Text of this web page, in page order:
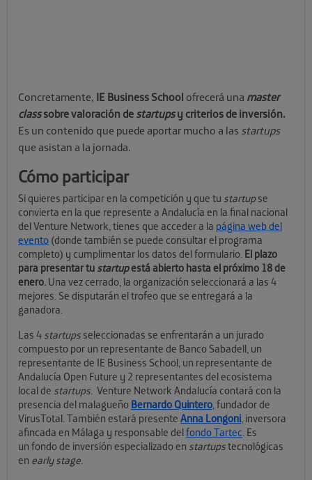
Concretamente, IE Business School ofrecerá una master
classsobre valoración de startupsy criterios de inversión.
Es un contenido que puede aportar mucho a las startups
que asistan a la jornada.
Cómo participar
Si quieres participar en la competición y que tu startupse
convierta en la que represente a Andalucía en la final nacional
del Venture Network, tienes que acceder a la página web del
evento (donde también se puede consultar el programa
completo) y cumplimentar los datos del formulario. El plazo
para presentar tu startupestá abierto hasta el próximo 18 de
enero. Una vez cerrado, la organización seleccionará a las 4
mejores. Se disputarán el trofeo que se entregará a la
ganadora.
Las 4 startups seleccionadas se enfrentarán a un jurado
compuesto por un representante de Banco Sabadell, un
representante de IE Business School, un representante de
Andalucía Open Future y 2 representantes del ecosistema
local de startups. Venture Network Andalucía contará con la
presencia del malagueño Bernardo Quintero, fundador de
VirusTotal. También estará presente Anna Longoni, inversora
afincada en Málaga y responsable delfondo Tartec. Es
un fondo de inversión especializado en startupstecnológicas
en early stage.